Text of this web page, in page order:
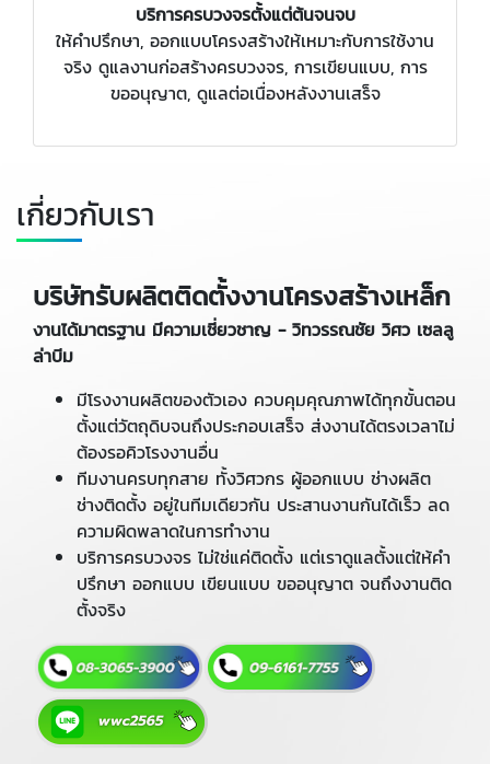
บริการครบวงจรตั้งแต่ต้นจนจบ
ให้คำปรึกษา, ออกแบบโครงสร้างให้เหมาะกับการใช้งาน
จริง ดูแลงานก่อสร้างครบวงจร, การเขียนแบบ, การ
ขออนุญาต, ดูแลต่อเนื่องหลังงานเสร็จ
เกี่ยวกับเรา
บริษัทรับผลิตติดตั้งงานโครงสร้างเหล็ก
งานได้มาตรฐาน มีความเชี่ยวชาญ - วิทวรรณชัย วิศว เซลลู
ล่าบีม
มีโรงงานผลิตของตัวเอง ควบคุมคุณภาพได้ทุกขั้นตอน
ตั้งแต่วัตถุดิบจนถึงประกอบเสร็จ ส่งงานได้ตรงเวลาไม่
ต้องรอคิวโรงงานอื่น
ทีมงานครบทุกสาย ทั้งวิศวกร ผู้ออกแบบ ช่างผลิต
ช่างติดตั้ง อยู่ในทีมเดียวกัน ประสานงานกันได้เร็ว ลด
ความผิดพลาดในการทำงาน
บริการครบวงจร ไม่ใช่แค่ติดตั้ง แต่เราดูแลตั้งแต่ให้คำ
ปรึกษา ออกแบบ เขียนแบบ ขออนุญาต จนถึงงานติด
ตั้งจริง